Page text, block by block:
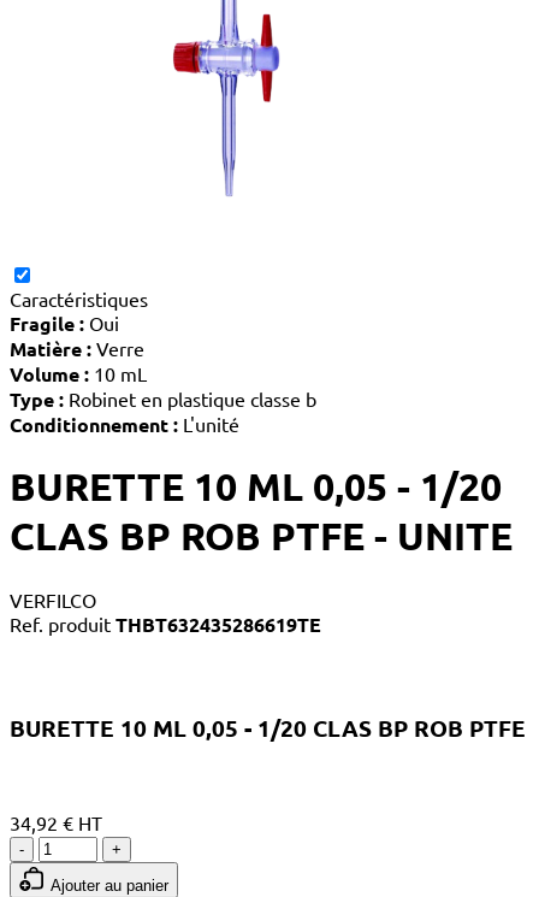
Caractéristiques
Fragile : Oui
Matière : Verre
Volume : 10 mL
Type : Robinet en plastique classe b
Conditionnement : L'unité
BURETTE 10 ML 0,05 - 1/20
CLAS BP ROB PTFE - UNITE
VERFILCO
Ref. produit THBT632435286619TE
BURETTE 10 ML 0,05 - 1/20 CLAS BP ROB PTFE
34,92 € HT
-
+
Ajouter au panier